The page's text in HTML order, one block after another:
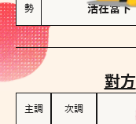
勢
活在當下
對方
主調 次調